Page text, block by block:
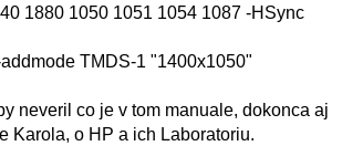
1880 1050 1051 1054 1087 -HSync
TMDS-1 "1400x1050"
neveril co je v tom manuale, dokonca aj
Karola, o HP a ich Laboratoriu.